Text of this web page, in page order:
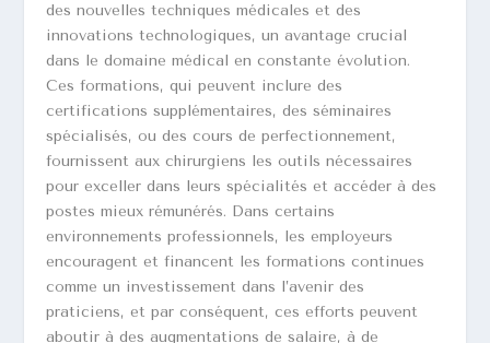
des nouvelles techniques médicales et des
innovations technologiques, un avantage crucial
dans le domaine médical en constante évolution.
Ces formations, qui peuvent inclure des
certifications supplémentaires, des séminaires
spécialisés, ou des cours de perfectionnement,
fournissent aux chirurgiens les outils nécessaires
pour exceller dans leurs spécialités et accéder à des
postes mieux rémunérés. Dans certains
environnements professionnels, les employeurs
encouragent et financent les formations continues
comme un investissement dans l’avenir des
praticiens, et par conséquent, ces efforts peuvent
aboutir à des augmentations de salaire, à de